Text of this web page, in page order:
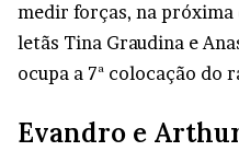
— Time Brasil
medir forças, na próxima
letãs Tina Graudina e
ocupa a 7ª colocação do
Evandro e